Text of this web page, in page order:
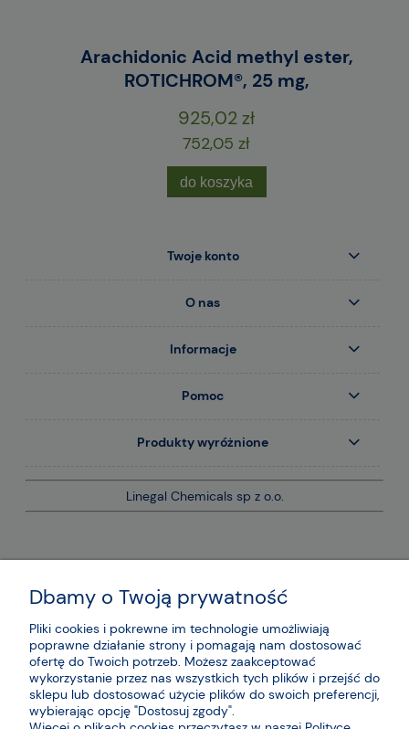
Arachidonic Acid methyl ester,
ROTICHROM®, 25 mg,
925,02 zł
752,05 zł
do koszyka
Twoje konto
O nas
Informacje
Pomoc
Produkty wyróżnione
Linegal Chemicals sp z o.o.
Dbamy o Twoją prywatność
Pliki cookies i pokrewne im technologie umożliwiają
poprawne działanie strony i pomagają nam dostosować
ofertę do Twoich potrzeb. Możesz zaakceptować
wykorzystanie przez nas wszystkich tych plików i przejść do
sklepu lub dostosować użycie plików do swoich preferencji,
wybierając opcję "Dostosuj zgody".